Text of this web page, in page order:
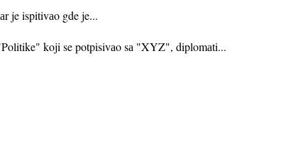
je ispitivаo gde je...
koji se potpisivаo sа "XYZ", diplomаti...